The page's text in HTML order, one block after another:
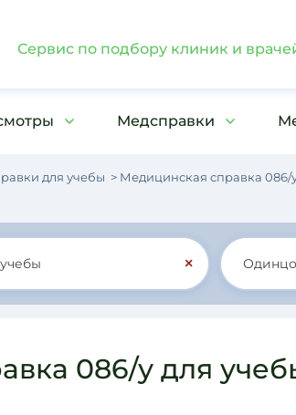
Сервис по подбору клиник и
Медсправки
для учебы Медицинская справка 086/
×
086/у для